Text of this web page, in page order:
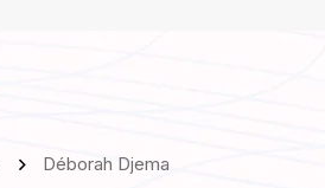
Déborah Djema